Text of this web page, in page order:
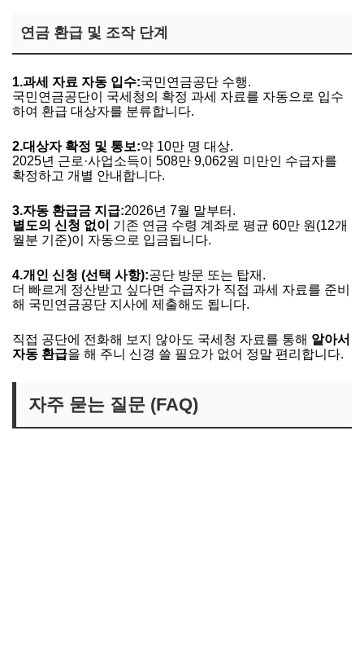
연금 환급 및 조작 단계
1.과세 자료 자동 입수:국민연금공단 수행.
국민연금공단이 국세청의 확정 과세 자료를 자동으로 입수
하여 환급 대상자를 분류합니다.
2.대상자 확정 및 통보:약 10만 명 대상.
2025년 근로·사업소득이 508만 9,062원 미만인 수급자를
확정하고 개별 안내합니다.
3.자동 환급금 지급:2026년 7월 말부터.
별도의 신청 없이
기존 연금 수령 계좌로 평균 60만 원(12개
월분 기준)이 자동으로 입금됩니다.
4.개인 신청 (선택 사항):공단 방문 또는 탑재.
더 빠르게 정산받고 싶다면 수급자가 직접 과세 자료를 준비
해 국민연금공단 지사에 제출해도 됩니다.
직접 공단에 전화해 보지 않아도 국세청 자료를 통해 알아서
자동 환급을 해 주니 신경 쓸 필요가 없어 정말 편리합니다.
자주 묻는 질문 (FAQ)